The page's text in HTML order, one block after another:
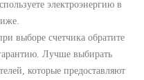
электроэнергию в
выборе счетчика обратите
Лучше выбирать
которые предоставляют